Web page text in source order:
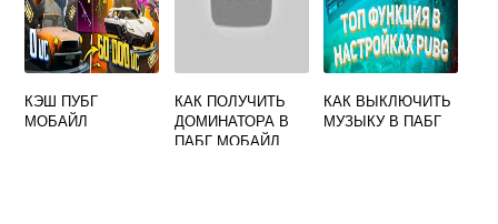
КЭШ ПУБГ
МОБАЙЛ
КАК ПОЛУЧИТЬ
ДОМИНАТОРА В
ПАБГ МОБАЙЛ
КАК ВЫКЛЮЧИТЬ
МУЗЫКУ В ПАБГ